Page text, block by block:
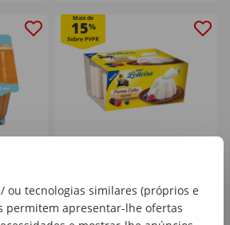
ou tecnologias similares (próprios e
permitem apresentar-lhe ofertas
Mais de
15%
emb. 400 gr (4 un)